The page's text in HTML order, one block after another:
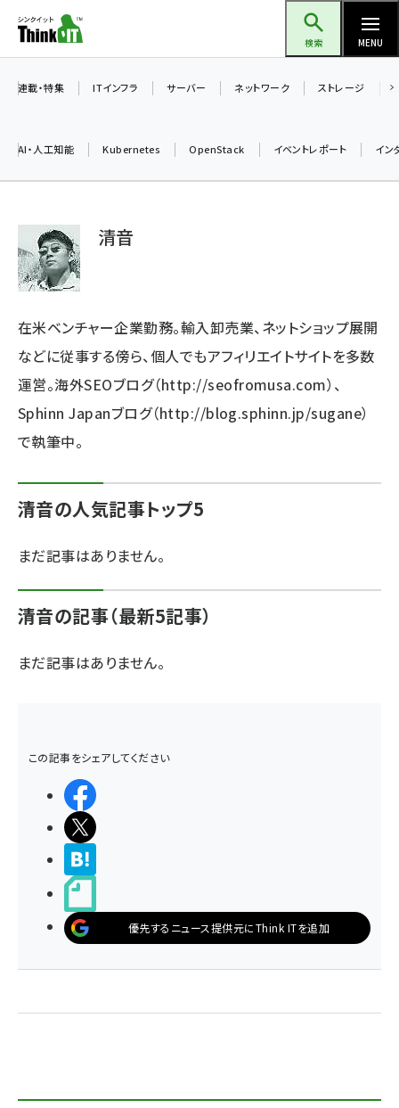
ン
ツ
検索 MENU
加藤銘のチーム貢献～仲間と築いた勝利の絆～ (2346)
iot女子会 (2303)
drupal (1980)
genai (1503)
連載・特集 ITインフラ サーバー ネットワーク ストレージ
AI・人工知能 Kubernetes OpenStack イベントレポート イン
清音
在米ベンチャー企業勤務。輸入卸売業、ネットショップ展開
などに従事する傍ら、個人でもアフィリエイトサイトを多数
運営。海外SEOブログ（http://seofromusa.com）、
Sphinn Japanブログ（http://blog.sphinn.jp/sugane）
で執筆中。
清音の人気記事トップ5
まだ記事はありません。
清音の記事（最新5記事）
まだ記事はありません。
この記事をシェアしてください
優先するニュース提供元にThink ITを追加